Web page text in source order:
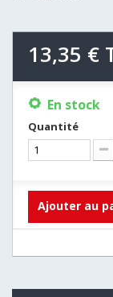
13,35 €
En stock
Quantité
Ajouter au